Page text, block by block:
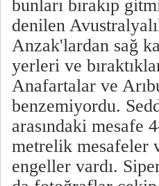
bunları bırakıp
denilen
Anzak'lardan sağ
yerleri ve
Anafartalar ve
benzemiyordu.
arasındaki mesafe
metrelik mesafeler
engeller vardı.